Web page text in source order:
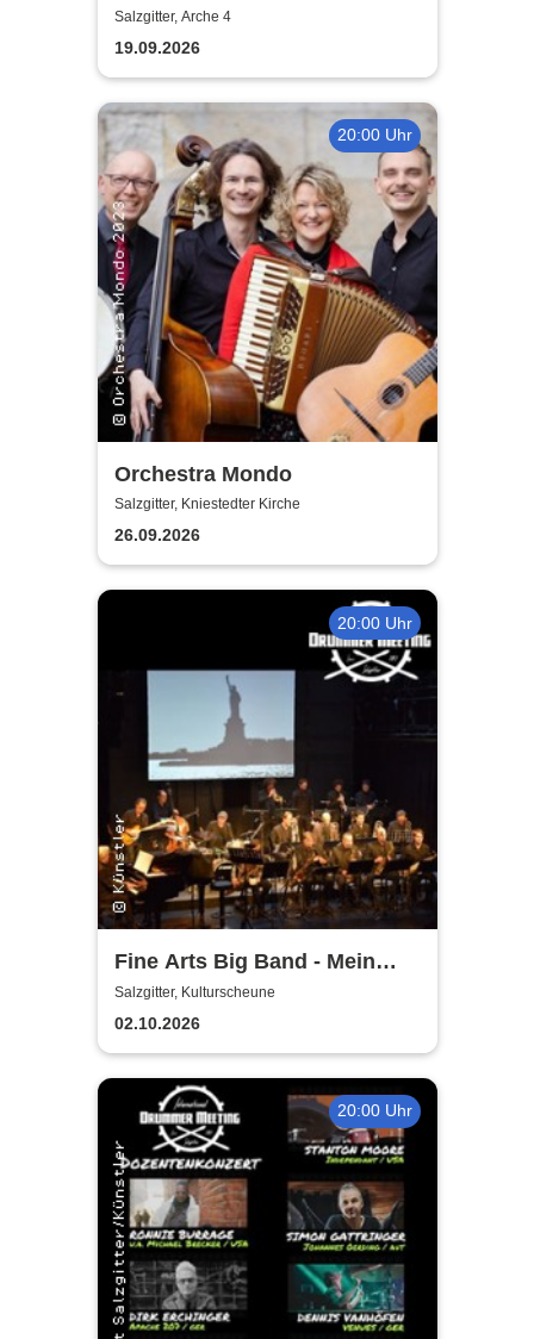
Konzert
Salzgitter, Arche 4
19.09.2026
20:00 Uhr
Orchestra Mondo
Salzgitter, Kniestedter Kirche
26.09.2026
20:00 Uhr
Fine Arts Big Band - Mein
amerikanischer Traum - True
Stories
Salzgitter, Kulturscheune
02.10.2026
20:00 Uhr